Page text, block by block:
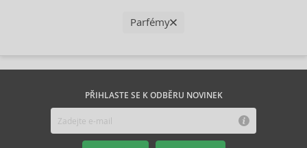
Parfémy
PŘIHLASTE SE K ODBĚRU NOVINEK